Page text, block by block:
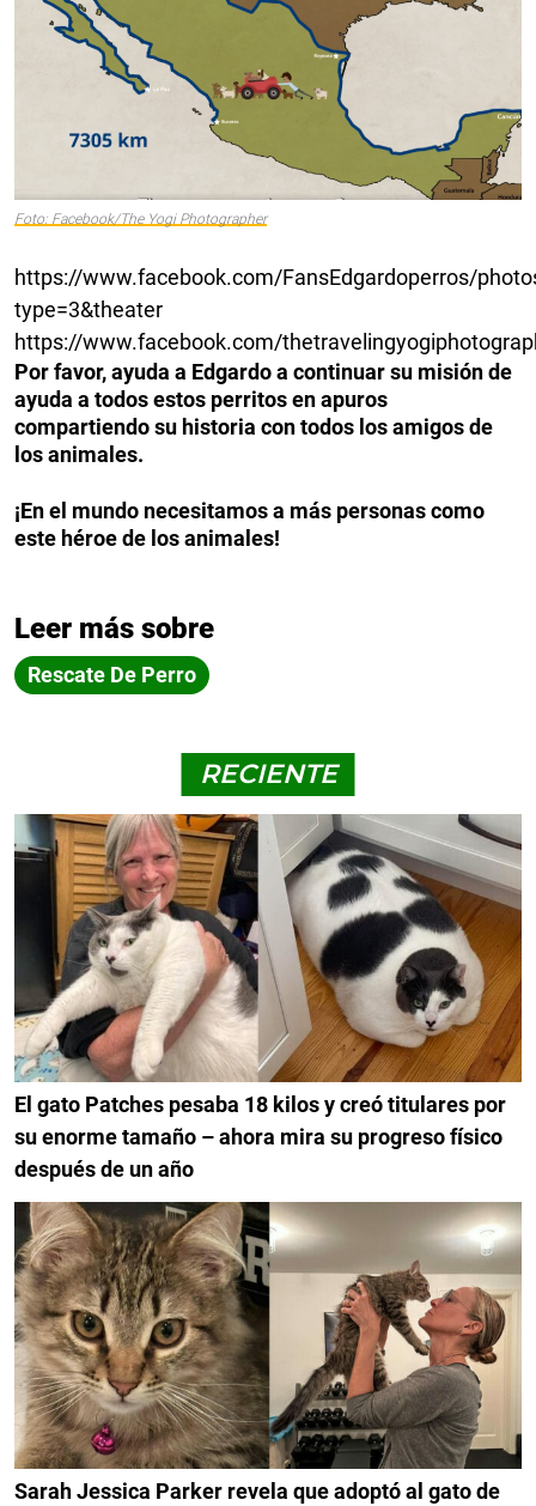
Foto: Facebook/The Yogi Photographer
https://www.facebook.com/FansEdgardoperros/
type=3&theater
https://www.facebook.com/
Por favor, ayuda a Edgardo a continuar su misión de
ayuda a todos estos perritos en apuros
compartiendo su historia con todos los amigos de
los animales.
¡En el mundo necesitamos a más personas como
este héroe de los animales!
Leer más sobre
Rescate De Perro
RECIENTE
El gato Patches pesaba 18 kilos y creó titulares por
su enorme tamaño – ahora mira su progreso físico
después de un año
Sarah Jessica Parker revela que adoptó al gato de